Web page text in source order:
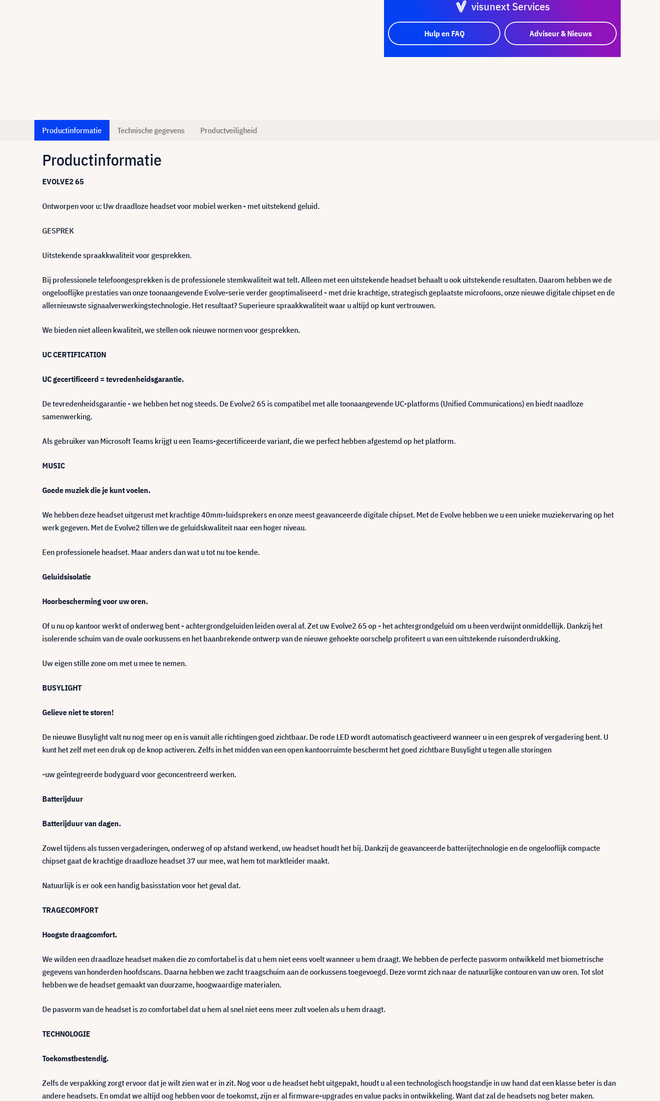
visunext Services
Hulp en FAQ Adviseur & Nieuws
Productinformatie Technische gegevens Productveiligheid
Productinformatie
EVOLVE2 65
Ontworpen voor u: Uw draadloze headset voor mobiel werken - met uitstekend geluid.
GESPREK
Uitstekende spraakkwaliteit voor gesprekken.
Bij professionele telefoongesprekken is de professionele stemkwaliteit wat telt. Alleen met een uitstekende headset behaalt u ook uitstekende resultaten. Daarom hebben we de
ongelooflijke prestaties van onze toonaangevende Evolve-serie verder geoptimaliseerd - met drie krachtige, strategisch geplaatste microfoons, onze nieuwe digitale chipset en de
allernieuwste signaalverwerkingstechnologie. Het resultaat? Superieure spraakkwaliteit waar u altijd op kunt vertrouwen.
We bieden niet alleen kwaliteit, we stellen ook nieuwe normen voor gesprekken.
UC CERTIFICATION
UC gecertificeerd = tevredenheidsgarantie.
De tevredenheidsgarantie - we hebben het nog steeds. De Evolve2 65 is compatibel met alle toonaangevende UC-platforms (Unified Communications) en biedt naadloze
samenwerking.
Als gebruiker van Microsoft Teams krijgt u een Teams-gecertificeerde variant, die we perfect hebben afgestemd op het platform.
MUSIC
Goede muziek die je kunt voelen.
We hebben deze headset uitgerust met krachtige 40mm-luidsprekers en onze meest geavanceerde digitale chipset. Met de Evolve hebben we u een unieke muziekervaring op het
werk gegeven. Met de Evolve2 tillen we de geluidskwaliteit naar een hoger niveau.
Een professionele headset. Maar anders dan wat u tot nu toe kende.
Geluidsisolatie
Hoorbescherming voor uw oren.
Of u nu op kantoor werkt of onderweg bent - achtergrondgeluiden leiden overal af. Zet uw Evolve2 65 op - het achtergrondgeluid om u heen verdwijnt onmiddellijk. Dankzij het
isolerende schuim van de ovale oorkussens en het baanbrekende ontwerp van de nieuwe gehoekte oorschelp profiteert u van een uitstekende ruisonderdrukking.
Uw eigen stille zone om met u mee te nemen.
BUSYLIGHT
Gelieve niet te storen!
De nieuwe Busylight valt nu nog meer op en is vanuit alle richtingen goed zichtbaar. De rode LED wordt automatisch geactiveerd wanneer u in een gesprek of vergadering bent. U
kunt het zelf met een druk op de knop activeren. Zelfs in het midden van een open kantoorruimte beschermt het goed zichtbare Busylight u tegen alle storingen
-uw geïntegreerde bodyguard voor geconcentreerd werken.
Batterijduur
Batterijduur van dagen.
Zowel tijdens als tussen vergaderingen, onderweg of op afstand werkend, uw headset houdt het bij. Dankzij de geavanceerde batterijtechnologie en de ongelooflijk compacte
chipset gaat de krachtige draadloze headset 37 uur mee, wat hem tot marktleider maakt.
Natuurlijk is er ook een handig basisstation voor het geval dat.
TRAGECOMFORT
Hoogste draagcomfort.
We wilden een draadloze headset maken die zo comfortabel is dat u hem niet eens voelt wanneer u hem draagt. We hebben de perfecte pasvorm ontwikkeld met biometrische
gegevens van honderden hoofdscans. Daarna hebben we zacht traagschuim aan de oorkussens toegevoegd. Deze vormt zich naar de natuurlijke contouren van uw oren. Tot slot
hebben we de headset gemaakt van duurzame, hoogwaardige materialen.
De pasvorm van de headset is zo comfortabel dat u hem al snel niet eens meer zult voelen als u hem draagt.
TECHNOLOGIE
Toekomstbestendig.
Zelfs de verpakking zorgt ervoor dat je wilt zien wat er in zit. Nog voor u de headset hebt uitgepakt, houdt u al een technologisch hoogstandje in uw hand dat een klasse beter is dan
andere headsets. En omdat we altijd oog hebben voor de toekomst, zijn er al firmware-upgrades en value packs in ontwikkeling. Want dat zal de headsets nog beter maken.